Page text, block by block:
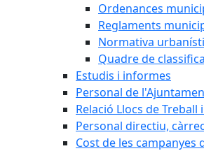
Ordenances
Reglaments
Normativa
Quadre de
Estudis i informes
Personal de
Relació Llocs de
Personal directiu,
Cost de les